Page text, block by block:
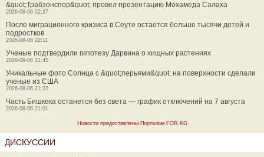
&quot;Трабзонспор&quot; провел презентацию Мохамеда Салаха
2026-08-06 22:27
После миграционного кризиса в Сеуте остается больше тысячи детей и
подростков
2026-08-06 22:11
Ученые подтвердили гипотезу Дарвина о хищных растениях
2026-08-06 21:45
Уникальные фото Солнца с &quot;перьями&quot; на поверхности сделали
ученые из США
2026-08-06 21:22
Часть Бишкека останется без света — график отключений на 7 августа
2026-08-06 21:01
Новости предоставлены Порталом FOR.KG
ДИСКУССИИ